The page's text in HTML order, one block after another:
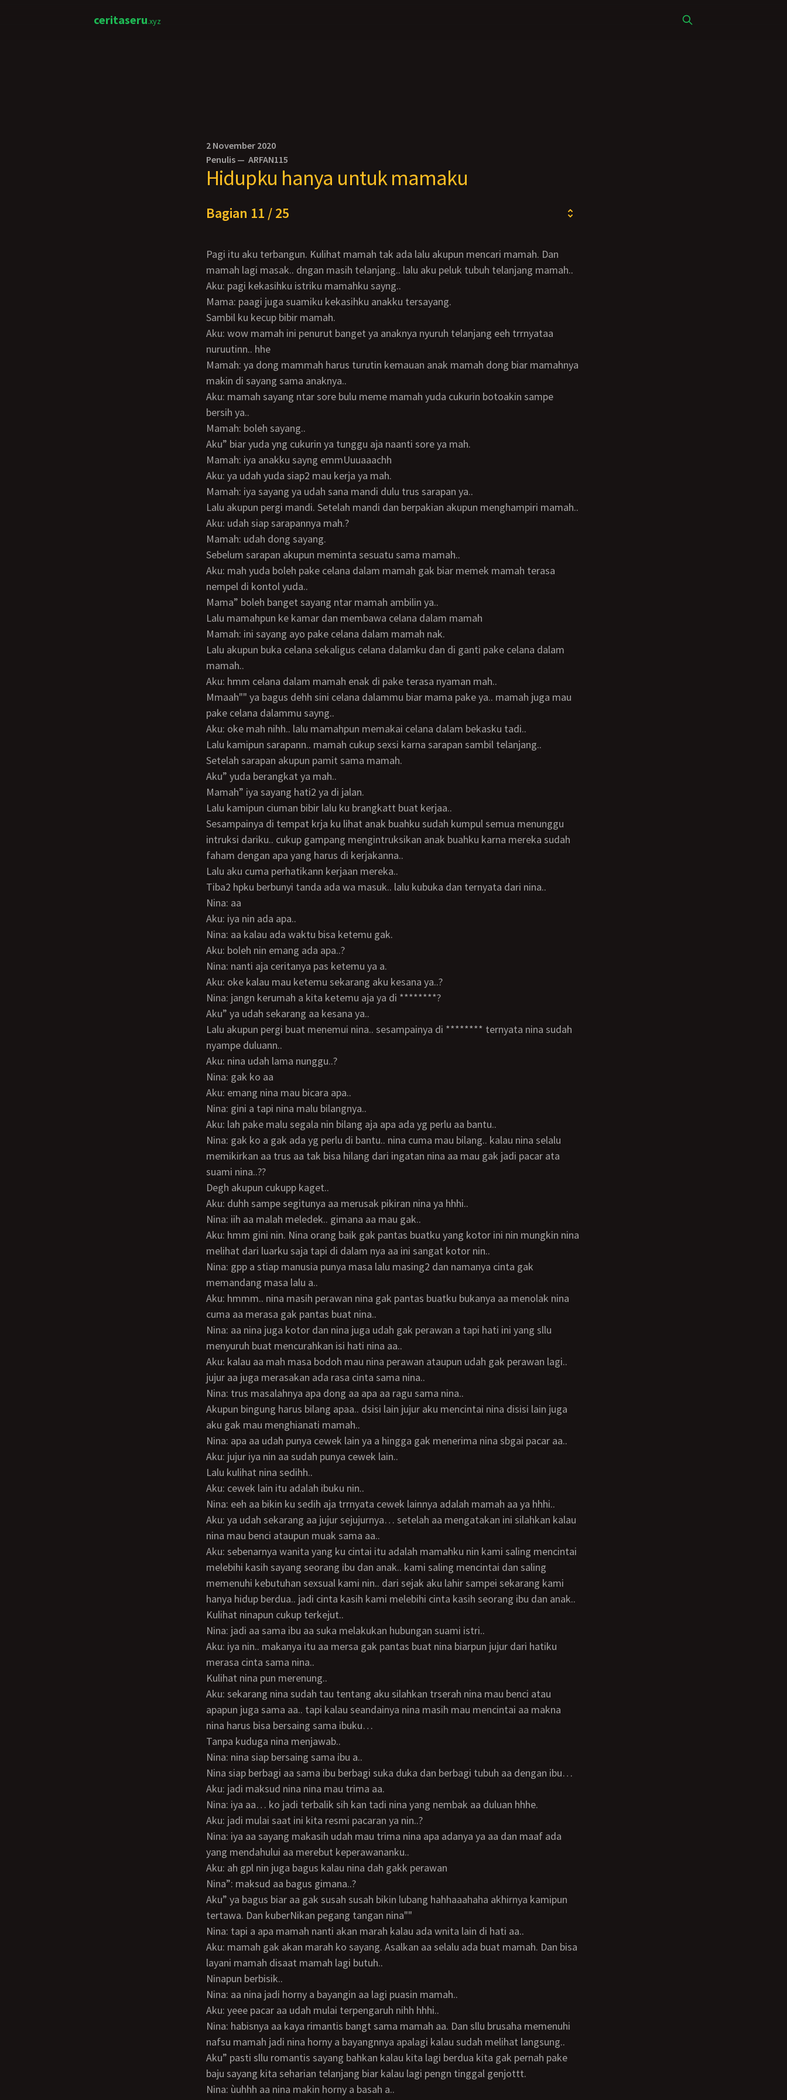
ceritaseru.xyz
2 November 2020
Penulis — ARFAN115
Hidupku hanya untuk mamaku
Bagian 11 / 25
Pagi itu aku terbangun. Kulihat mamah tak ada lalu akupun mencari mamah. Dan
mamah lagi masak.. dngan masih telanjang.. lalu aku peluk tubuh telanjang mamah..
Aku: pagi kekasihku istriku mamahku sayng..
Mama: paagi juga suamiku kekasihku anakku tersayang.
Sambil ku kecup bibir mamah.
Aku: wow mamah ini penurut banget ya anaknya nyuruh telanjang eeh trrnyataa
nuruutinn.. hhe
Mamah: ya dong mammah harus turutin kemauan anak mamah dong biar mamahnya
makin di sayang sama anaknya..
Aku: mamah sayang ntar sore bulu meme mamah yuda cukurin botoakin sampe
bersih ya..
Mamah: boleh sayang..
Aku” biar yuda yng cukurin ya tunggu aja naanti sore ya mah.
Mamah: iya anakku sayng emmUuuaaachh
Aku: ya udah yuda siap2 mau kerja ya mah.
Mamah: iya sayang ya udah sana mandi dulu trus sarapan ya..
Lalu akupun pergi mandi. Setelah mandi dan berpakian akupun menghampiri mamah..
Aku: udah siap sarapannya mah.?
Mamah: udah dong sayang.
Sebelum sarapan akupun meminta sesuatu sama mamah..
Aku: mah yuda boleh pake celana dalam mamah gak biar memek mamah terasa
nempel di kontol yuda..
Mama” boleh banget sayang ntar mamah ambilin ya..
Lalu mamahpun ke kamar dan membawa celana dalam mamah
Mamah: ini sayang ayo pake celana dalam mamah nak.
Lalu akupun buka celana sekaligus celana dalamku dan di ganti pake celana dalam
mamah..
Aku: hmm celana dalam mamah enak di pake terasa nyaman mah..
Mmaah"" ya bagus dehh sini celana dalammu biar mama pake ya.. mamah juga mau
pake celana dalammu sayng..
Aku: oke mah nihh.. lalu mamahpun memakai celana dalam bekasku tadi..
Lalu kamipun sarapann.. mamah cukup sexsi karna sarapan sambil telanjang..
Setelah sarapan akupun pamit sama mamah.
Aku” yuda berangkat ya mah..
Mamah” iya sayang hati2 ya di jalan.
Lalu kamipun ciuman bibir lalu ku brangkatt buat kerjaa..
Sesampainya di tempat krja ku lihat anak buahku sudah kumpul semua menunggu
intruksi dariku.. cukup gampang mengintruksikan anak buahku karna mereka sudah
faham dengan apa yang harus di kerjakanna..
Lalu aku cuma perhatikann kerjaan mereka..
Tiba2 hpku berbunyi tanda ada wa masuk.. lalu kubuka dan ternyata dari nina..
Nina: aa
Aku: iya nin ada apa..
Nina: aa kalau ada waktu bisa ketemu gak.
Aku: boleh nin emang ada apa..?
Nina: nanti aja ceritanya pas ketemu ya a.
Aku: oke kalau mau ketemu sekarang aku kesana ya..?
Nina: jangn kerumah a kita ketemu aja ya di ********?
Aku” ya udah sekarang aa kesana ya..
Lalu akupun pergi buat menemui nina.. sesampainya di ******** ternyata nina sudah
nyampe duluann..
Aku: nina udah lama nunggu..?
Nina: gak ko aa
Aku: emang nina mau bicara apa..
Nina: gini a tapi nina malu bilangnya..
Aku: lah pake malu segala nin bilang aja apa ada yg perlu aa bantu..
Nina: gak ko a gak ada yg perlu di bantu.. nina cuma mau bilang.. kalau nina selalu
memikirkan aa trus aa tak bisa hilang dari ingatan nina aa mau gak jadi pacar ata
suami nina..??
Degh akupun cukupp kaget..
Aku: duhh sampe segitunya aa merusak pikiran nina ya hhhi..
Nina: iih aa malah meledek.. gimana aa mau gak..
Aku: hmm gini nin. Nina orang baik gak pantas buatku yang kotor ini nin mungkin nina
melihat dari luarku saja tapi di dalam nya aa ini sangat kotor nin..
Nina: gpp a stiap manusia punya masa lalu masing2 dan namanya cinta gak
memandang masa lalu a..
Aku: hmmm.. nina masih perawan nina gak pantas buatku bukanya aa menolak nina
cuma aa merasa gak pantas buat nina..
Nina: aa nina juga kotor dan nina juga udah gak perawan a tapi hati ini yang sllu
menyuruh buat mencurahkan isi hati nina aa..
Aku: kalau aa mah masa bodoh mau nina perawan ataupun udah gak perawan lagi..
jujur aa juga merasakan ada rasa cinta sama nina..
Nina: trus masalahnya apa dong aa apa aa ragu sama nina..
Akupun bingung harus bilang apaa.. dsisi lain jujur aku mencintai nina disisi lain juga
aku gak mau menghianati mamah..
Nina: apa aa udah punya cewek lain ya a hingga gak menerima nina sbgai pacar aa..
Aku: jujur iya nin aa sudah punya cewek lain..
Lalu kulihat nina sedihh..
Aku: cewek lain itu adalah ibuku nin..
Nina: eeh aa bikin ku sedih aja trrnyata cewek lainnya adalah mamah aa ya hhhi..
Aku: ya udah sekarang aa jujur sejujurnya… setelah aa mengatakan ini silahkan kalau
nina mau benci ataupun muak sama aa..
Aku: sebenarnya wanita yang ku cintai itu adalah mamahku nin kami saling mencintai
melebihi kasih sayang seorang ibu dan anak.. kami saling mencintai dan saling
memenuhi kebutuhan sexsual kami nin.. dari sejak aku lahir sampei sekarang kami
hanya hidup berdua.. jadi cinta kasih kami melebihi cinta kasih seorang ibu dan anak..
Kulihat ninapun cukup terkejut..
Nina: jadi aa sama ibu aa suka melakukan hubungan suami istri..
Aku: iya nin.. makanya itu aa mersa gak pantas buat nina biarpun jujur dari hatiku
merasa cinta sama nina..
Kulihat nina pun merenung..
Aku: sekarang nina sudah tau tentang aku silahkan trserah nina mau benci atau
apapun juga sama aa.. tapi kalau seandainya nina masih mau mencintai aa makna
nina harus bisa bersaing sama ibuku…
Tanpa kuduga nina menjawab..
Nina: nina siap bersaing sama ibu a..
Nina siap berbagi aa sama ibu berbagi suka duka dan berbagi tubuh aa dengan ibu…
Aku: jadi maksud nina nina mau trima aa.
Nina: iya aa… ko jadi terbalik sih kan tadi nina yang nembak aa duluan hhhe.
Aku: jadi mulai saat ini kita resmi pacaran ya nin..?
Nina: iya aa sayang makasih udah mau trima nina apa adanya ya aa dan maaf ada
yang mendahului aa merebut keperawananku..
Aku: ah gpl nin juga bagus kalau nina dah gakk perawan
Nina”: maksud aa bagus gimana..?
Aku” ya bagus biar aa gak susah susah bikin lubang hahhaaahaha akhirnya kamipun
tertawa. Dan kuberNikan pegang tangan nina""
Nina: tapi a apa mamah nanti akan marah kalau ada wnita lain di hati aa..
Aku: mamah gak akan marah ko sayang. Asalkan aa selalu ada buat mamah. Dan bisa
layani mamah disaat mamah lagi butuh..
Ninapun berbisik..
Nina: aa nina jadi horny a bayangin aa lagi puasin mamah..
Aku: yeee pacar aa udah mulai terpengaruh nihh hhhi..
Nina: habisnya aa kaya rimantis bangt sama mamah aa. Dan sllu brusaha memenuhi
nafsu mamah jadi nina horny a bayangnnya apalagi kalau sudah melihat langsung..
Aku” pasti sllu romantis sayang bahkan kalau kita lagi berdua kita gak pernah pake
baju sayang kita seharian telanjang biar kalau lagi pengn tinggal genjottt.
Nina: ùuhhh aa nina makin horny a basah a..